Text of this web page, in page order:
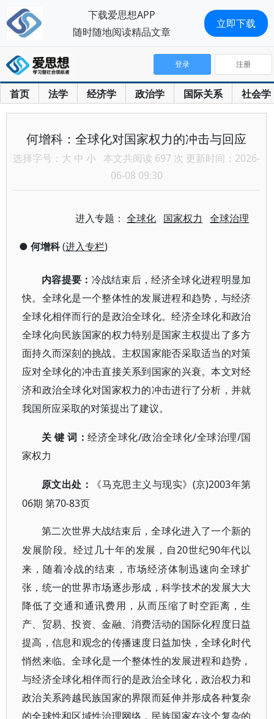
首页 法学 经济学 政治学 国际关系 社会学
登录 注册
何增科：全球化对国家权力的冲击与回应
选择字号： 大 中 小 本文共阅读 697 次 更新时间：2026-
06-08 09:30
进入专题：全球化 国家权力 全球治理
● 何增科(进入专栏)
内容提要： 冷战结束后，经济全球化进程明显加
快。全球化是一个整体性的发展进程和趋势，与经济
全球化相伴而行的是政治全球化。经济全球化和政治
全球化向民族国家的权力特别是国家主权提出了多方
面持久而深刻的挑战。主权国家能否采取适当的对策
应对全球化的冲击直接关系到国家的兴衰。本文对经
济和政治全球化对国家权力的冲击进行了分析，并就
我国所应采取的对策提出了建议。
关 键 词：经济全球化/政治全球化/全球治理/国
家权力
原文出处： 《马克思主义与现实》 (京)2003年第
06期 第70-83页
第二次世界大战结束后，全球化进入了一个新的
发展阶段。经过几十年的发展，自20世纪90年代以
来，随着冷战的结束，市场经济体制迅速向全球扩
张，统一的世界市场逐步形成，科学技术的发展大大
降低了交通和通讯费用，从而压缩了时空距离，生
产、贸易、投资、金融、消费活动的国际化程度日益
提高，信息和观念的传播速度日益加快，全球化时代
悄然来临。全球化是一个整体性的发展进程和趋势，
与经济全球化相伴而行的是政治全球化，政治权力和
政治关系跨越民族国家的界限而延伸并形成各种复杂
的全球性和区域性治理网络，民族国家在这个复杂的
下载爱思想APP
随时随地阅读精品文章
立即下载